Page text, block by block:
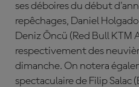
ses déboires du début
repêchages, Daniel Holgado
Deniz Öncü (Red Bull KTM
respectivement des
dimanche. On notera
spectaculaire de Filip Salac